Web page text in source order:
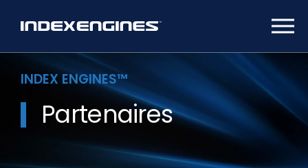
INDEX ENGINES™
Partenaires